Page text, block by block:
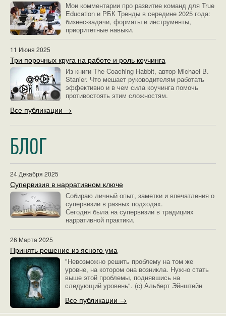
Мои комментарии про развитие команд для True
Education и РБК Тренды в середине 2025 года:
бизнес-задачи, форматы и инструменты,
приоритетные навыки.
11 Июня 2025
Три порочных круга на работе и роль коучинга
Из книги The Coaching Habbit, автор Michael B.
Stanier. Что мешает руководителям работать
эффективно и в чем сила коучинга помочь
противостоять этим сложностям.
Все публикации →
БЛОГ
24 Декабря 2025
Супервизия в нарративном ключе
Собираю личный опыт, заметки и впечатления о
супервизии в разных подходах.
Сегодня была на супервизии в традициях
нарративной практики.
26 Марта 2025
Принять решение из ясного ума
"Невозможно решить проблему на том же
уровне, на котором она возникла. Нужно стать
выше этой проблемы, поднявшись на
следующий уровень". (с) Альберт Эйнштейн
Все публикации →